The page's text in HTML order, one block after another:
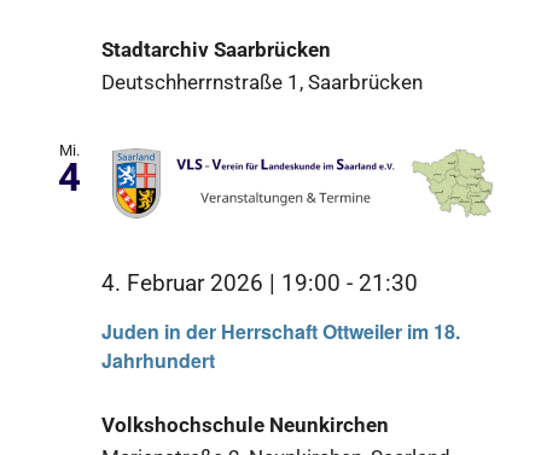
Stadtarchiv Saarbrücken
Deutschherrnstraße 1, Saarbrücken
Mi.
4
Juden in der Herrschaft Ottweiler im 18.
Jahrhundert
4. Februar 2026 | 19:00 - 21:30
Volkshochschule Neunkirchen